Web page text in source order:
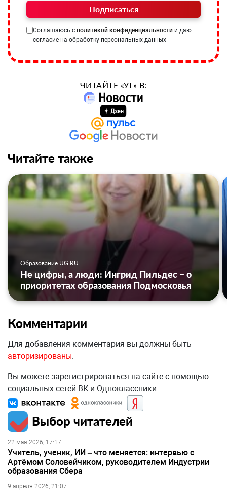
Подписаться
Соглашаюсь с политикой конфиденциальности и даю
согласие на обработку персональных данных
ЧИТАЙТЕ «УГ» В:
Читайте также
Образование UG.RU
Не цифры, а люди: Ингрид Пильдес – о
приоритетах образования Подмосковья
Комментарии
Для добавления комментария вы должны быть
авторизированы.
Вы можете зарегистрироваться на сайте с помощью
социальных сетей ВК и Одноклассники
Выбор читателей
22 мая 2026, 17:17
Учитель, ученик, ИИ – что меняется: интервью с
Артёмом Соловейчиком, руководителем Индустрии
образования Сбера
9 апреля 2026, 21:07